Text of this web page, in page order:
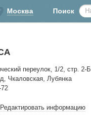
Москва Поиск
переулок, 1/2, стр. 2-Б
Чкаловская, Лубянка
Редактировать информацию